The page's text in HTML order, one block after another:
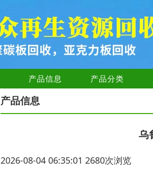
产品信息 产品分类
产品信息
乌
2026-08-04 06:35:01 2680次浏览